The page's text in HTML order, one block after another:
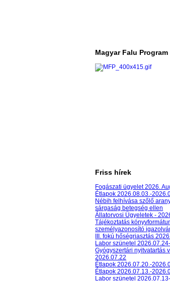
Magyar Falu Program
Friss hírek
Fogászati ügyelet 2026.
Étlapok 2026.08.03.-
Nébih felhívása szőlő
sárgaság betegség ellen
Állatorvosi Ügyeletek -
Tájékoztatás
személyazonosító
III. fokú hőségriasztás
Labor szünetel
Gyógyszertári nyitvatartás
2026.07.22
Étlapok 2026.07.20.-
Étlapok 2026.07.13.-
Labor szünetel